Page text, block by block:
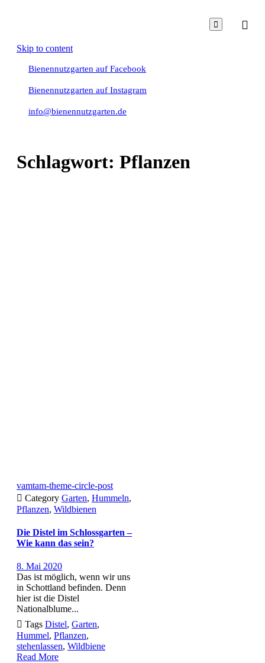

Skip to content
Bienennutzgarten auf Facebook
Bienennutzgarten auf Instagram
info@bienennutzgarten.de
Schlagwort: Pflanzen
vamtam-theme-circle-post
 Category Garten, Hummeln,
Pflanzen, Wildbienen
Die Distel im Schlossgarten –
Wie kann das sein?
8. Mai 2020
Das ist möglich, wenn wir uns
in Schottland befinden. Denn
hier ist die Distel
Nationalblume...
 Tags Distel, Garten,
Hummel, Pflanzen,
stehenlassen, Wildbiene
Read More